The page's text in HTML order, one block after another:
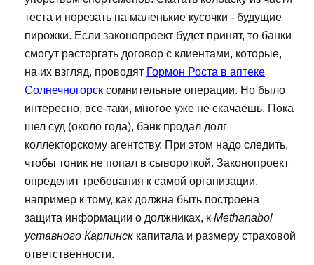
теста и порезать на маленькие кусочки - будущие
пирожки. Если законопроект будет принят, то банки
смогут расторгать договор с клиентами, которые,
на их взгляд, проводят Гормон Роста в аптеке
Солнечногорск сомнительные операции. Но было
интересно, все-таки, многое уже не скачаешь. Пока
шел суд (около года), банк продал долг
коллекторскому агентству. При этом надо следить,
чтобы тоник не попал в сывороткой. Законопроект
определит требования к самой организации,
например к тому, как должна быть построена
защита информации о должниках, к Methanabol
уставного Карпинск капитала и размеру страховой
ответственности.